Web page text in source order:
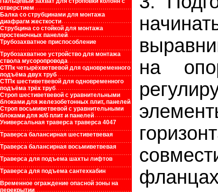
отверстием
Балка со струбцинами для монтажа
диафрагм жесткости
Струбцина со стойкой для монтажа
простеночных панелей
Трубозахватное приспособление
Трубозахватное устройство для монтажа
ствола мусоропровода
СТПк четырёхветвевой для одновременного
подъёма двух труб
СТПк шестиветвевой для одновременного
подъёма трёх труб
Строп шестиветвевой с уравнительными
блоками для железобетонных плит, панелей
Строп восьмиветвевой с уравнительными
блоками для ж/б плит и панелей
Универсальная траверса траверса 4047
Траверса балансирная шестиветвевая
Траверса балансирная восьмиветвевая
Траверса для подъема шахты лифтов
Траверса для подъема сантехкабин
Временное ограждение опасной зоны на
перекрытии
на